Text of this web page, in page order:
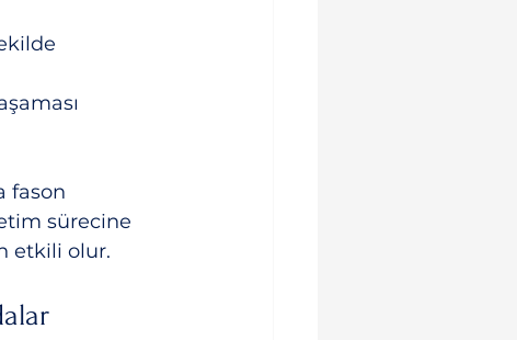
fason
sürecine
etkili olur.